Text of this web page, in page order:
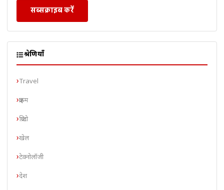
सब्सक्राइब करें
श्रेणियाँ
Travel
क्राइम
क्रिप्टो
खेल
टेक्नोलॉजी
देश